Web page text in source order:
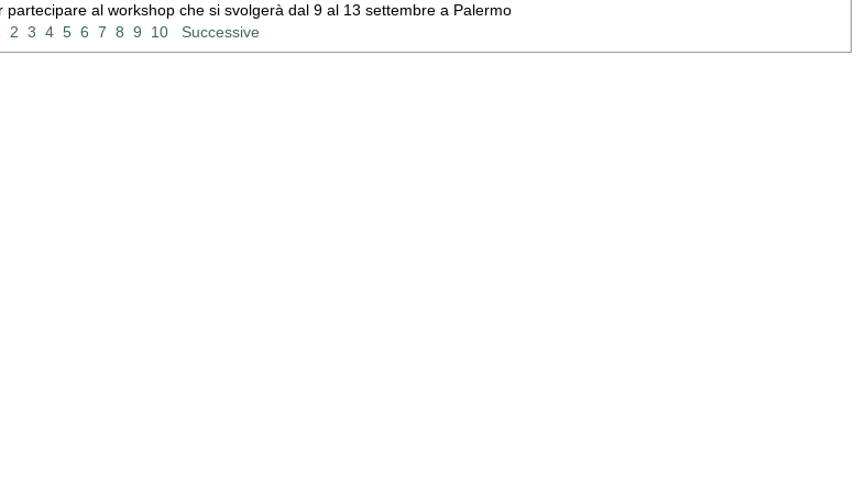
al workshop che si svolgerà dal 9 al 13 settembre a Palermo
2 3 4 5 6 7 8 9 10 Successive